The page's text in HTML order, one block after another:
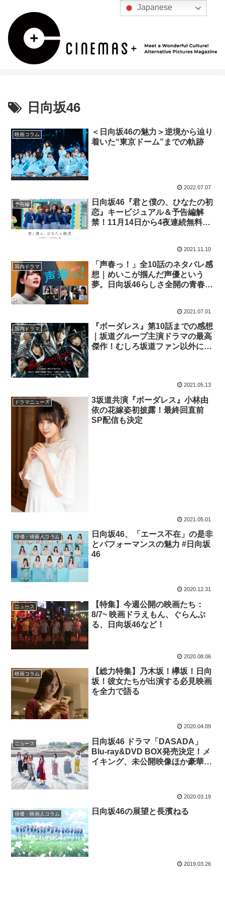
日向坂46
映画コラム
＜日向坂46の魅力＞逆境から辿り
着いた“東京ドーム”までの軌跡
2022.07.07
予告編
日向坂46『君と僕の、ひなたの初
恋』キービジュアル＆予告編解
禁！11月14日から4夜連続無料公
2021.11.10
国内ドラマ
「声春っ！」全10話のネタバレ感
想｜めいこが掴んだ声優という
夢。日向坂46らしさ全開の青春ド
2021.07.01
国内ドラマ
『ボーダレス』第10話までの感想
｜坂道グループ主演ドラマの最高
傑作！むしろ坂道ファン以外に観
2021.05.13
ドラマニュース
3坂道共演『ボーダレス』小林由
依の花嫁姿初披露！最終回直前
SP配信も決定
2021.05.01
俳優・映画人コラム
日向坂46、「エース不在」の是非
とパフォーマンスの魅力 #日向坂
46
2020.12.31
ニュース
【特集】今週公開の映画たち：
8/7~ 映画ドラえもん、ぐらんぶ
る、日向坂46など！
2020.08.06
映画コラム
【総力特集】乃木坂！欅坂！日向
坂！彼女たちが出演する必見映画
を全力で語る
2020.04.09
ニュース
日向坂46 ドラマ「DASADA」
Blu-ray&DVD BOX発売決定！メ
イキング、未公開映像ほか豪華特
2020.03.19
俳優・映画人コラム 日向坂46の展望と長濱ねる
2019.03.26
Japanese